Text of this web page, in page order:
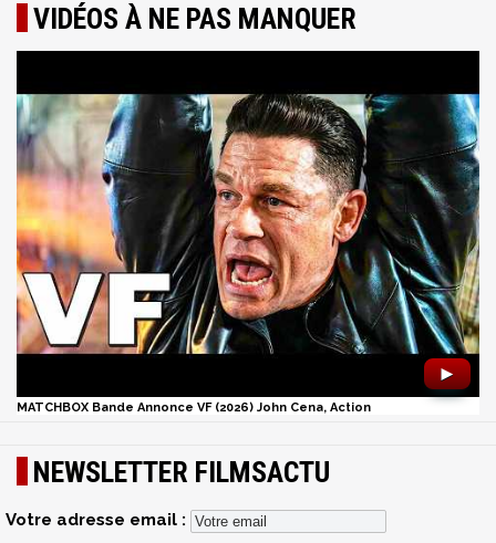
VIDÉOS À NE PAS MANQUER
►
MATCHBOX Bande Annonce VF (2026) John Cena, Action
NEWSLETTER FILMSACTU
Votre adresse email :